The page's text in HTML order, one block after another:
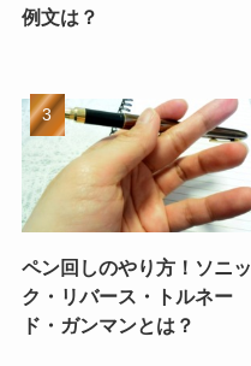
例文は？
ペン回しのやり方！ソニッ
ク・リバース・トルネー
ド・ガンマンとは？